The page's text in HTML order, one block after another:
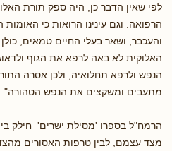
לפי שאין הדבר כן, היה ספק תורת
הרפואה. וגם עינינו הרואות כי
והעכבר, ושאר בעלי החיים טמאים,
האלוקית לא באה לרפא את הגוף
הנפש ולרפא תחלואיה, ולכן אסרה
מתעבים ומשקצים את הנפש הטהורה".
הרמח"ל בספרו 'מסילת ישרים' חילק
מצד עצמם, לבין טרפות האסורים